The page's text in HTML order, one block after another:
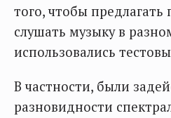
того, чтобы
слушать музыку в
использовались
В частности, были
разновидности